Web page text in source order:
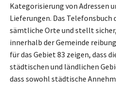
Kategorisierung von Adressen
Lieferungen. Das Telefonsbuch
sämtliche Orte und stellt
innerhalb der Gemeinde
für das Gebiet 83 zeigen, dass
städtischen und ländlichen
dass sowohl städtische